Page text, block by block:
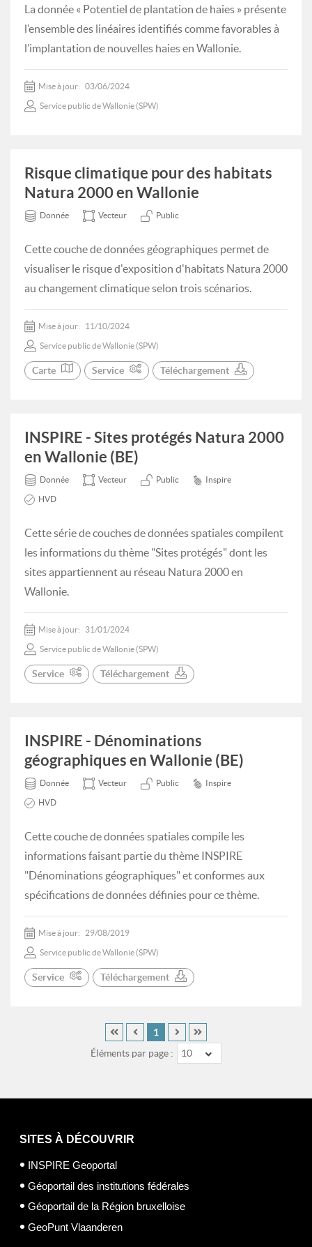
La donnée « Potentiel de plantation de haies » présente
l’ensemble des linéaires identifiés comme favorables à
l’implantation de nouvelles haies en Wallonie.
Mise à jour: 03/06/2024
Service public de Wallonie (SPW)
Risque climatique pour des habitats
Natura 2000 en Wallonie
Donnée Vecteur Public
Cette couche de données géographiques permet de
visualiser le risque d'exposition d'habitats Natura 2000
au changement climatique selon trois scénarios.
Mise à jour: 11/10/2024
Service public de Wallonie (SPW)
Carte Service Téléchargement
INSPIRE - Sites protégés Natura 2000
en Wallonie (BE)
Donnée Vecteur Public Inspire
HVD
Cette série de couches de données spatiales compilent
les informations du thème "Sites protégés" dont les
sites appartiennent au réseau Natura 2000 en
Wallonie.
Mise à jour: 31/01/2024
Service public de Wallonie (SPW)
Service Téléchargement
INSPIRE - Dénominations
géographiques en Wallonie (BE)
Donnée Vecteur Public Inspire
HVD
Cette couche de données spatiales compile les
informations faisant partie du thème INSPIRE
"Dénominations géographiques" et conformes aux
spécifications de données définies pour ce thème.
Mise à jour: 29/08/2019
Service public de Wallonie (SPW)
Service Téléchargement
Éléments par page : 10
1
SITES À DÉCOUVRIR
INSPIRE Geoportal
Géoportail des institutions fédérales
Géoportail de la Région bruxelloise
GeoPunt Vlaanderen